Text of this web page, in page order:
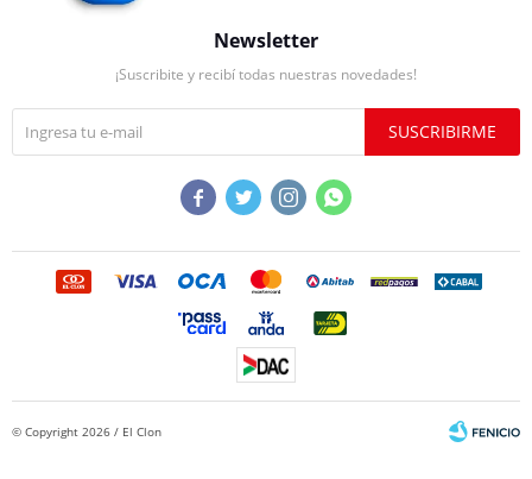
Newsletter
¡Suscribite y recibí todas nuestras novedades!
SUSCRIBIRME
   
© Copyright 2026 / El Clon